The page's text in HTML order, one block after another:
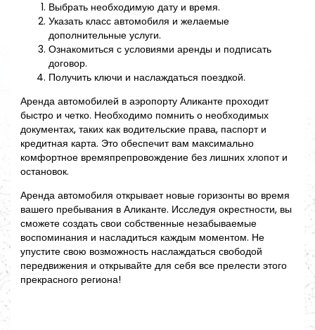
Выбрать необходимую дату и время.
Указать класс автомобиля и желаемые
дополнительные услуги.
Ознакомиться с условиями аренды и подписать
договор.
Получить ключи и наслаждаться поездкой.
Аренда автомобилей в аэропорту Аликанте проходит
быстро и четко. Необходимо помнить о необходимых
документах, таких как водительские права, паспорт и
кредитная карта. Это обеспечит вам максимально
комфортное времяпрепровождение без лишних хлопот и
остановок.
Аренда автомобиля открывает новые горизонты во время
вашего пребывания в Аликанте. Исследуя окрестности, вы
сможете создать свои собственные незабываемые
воспоминания и насладиться каждым моментом. Не
упустите свою возможность наслаждаться свободой
передвижения и открывайте для себя все прелести этого
прекрасного региона!